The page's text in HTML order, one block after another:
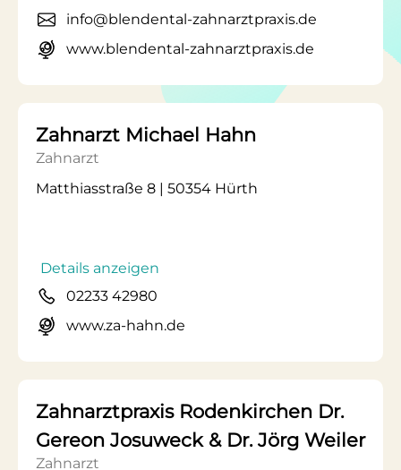
info@blendental-zahnarztpraxis.de
www.blendental-zahnarztpraxis.de
Zahnarzt Michael Hahn
Zahnarzt
Matthiasstraße 8 | 50354 Hürth
Details anzeigen
02233 42980
www.za-hahn.de
Zahnarztpraxis Rodenkirchen Dr.
Gereon Josuweck & Dr. Jörg Weiler
Zahnarzt